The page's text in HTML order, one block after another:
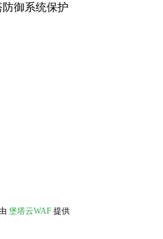
御系统保护
堡塔云WAF 提供